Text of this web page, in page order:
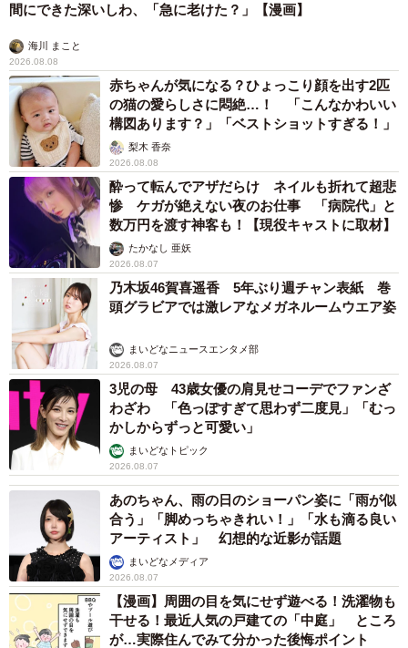
レンジしてみても良いのではないかと思います。半年をめ
どに妊活への移行を準備すると、気持ちに余裕が生まれる
と思うから」（40代／専業主婦／東京都）
◇ ◇
■1年経って、自然妊娠していなかったら
・「3年自然妊娠できなかったが自分も病院に通ったら思い
の外早く妊娠できたから」（30代／専業主婦／神奈川県）
・「1年以上自然妊娠しなかった場合を、不妊症と呼ぶと病
院で教わったから」（30代／専業主婦／東京都）
◇ ◇
また、「不妊治療以外に妊活で行っていたことを教えてく
ださい（複数回答可）」との質問には、「基礎体温の記
録」が70.2％、次いで「サプリの摂取」53.5％、「体を冷
やさないようにする」51.8％、「バランスの良い食事」
38.4％、「規則正しい生活」34.6％…と続きました。
間にできた深いしわ、「急に老けた？」【漫画】
海川 まこと
2026.08.08
赤ちゃんが気になる？ひょっこり顔を出す2匹
の猫の愛らしさに悶絶…！ 「こんなかわいい
構図あります？」「ベストショットすぎる！」
梨木 香奈
2026.08.08
酔って転んでアザだらけ ネイルも折れて超悲
惨 ケガが絶えない夜のお仕事 「病院代」と
数万円を渡す神客も！【現役キャストに取材】
たかなし 亜妖
2026.08.07
乃木坂46賀喜遥香 5年ぶり週チャン表紙 巻
頭グラビアでは激レアなメガネルームウエア姿
まいどなニュースエンタメ部
2026.08.07
3児の母 43歳女優の肩見せコーデでファンざ
わざわ 「色っぽすぎて思わず二度見」「むっ
かしからずっと可愛い」
まいどなトピック
2026.08.07
あのちゃん、雨の日のショーパン姿に「雨が似
合う」「脚めっちゃきれい！」「水も滴る良い
アーティスト」 幻想的な近影が話題
まいどなメディア
2026.08.07
【漫画】周囲の目を気にせず遊べる！洗濯物も
干せる！最近人気の戸建ての「中庭」 ところ
が…実際住んでみて分かった後悔ポイント